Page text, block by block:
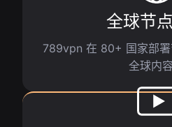
全球节
789vpn 在 80+ 国家部
全球内容